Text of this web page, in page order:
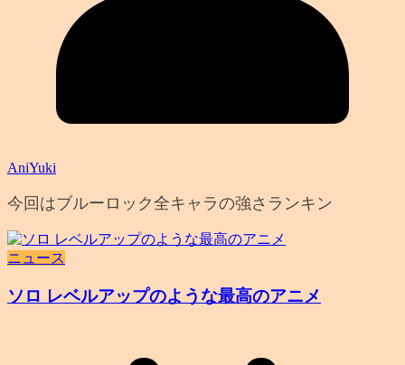
AniYuki
今回はブルーロック全キャラの強さランキン
ニュース
ソロ レベルアップのような最高のアニメ